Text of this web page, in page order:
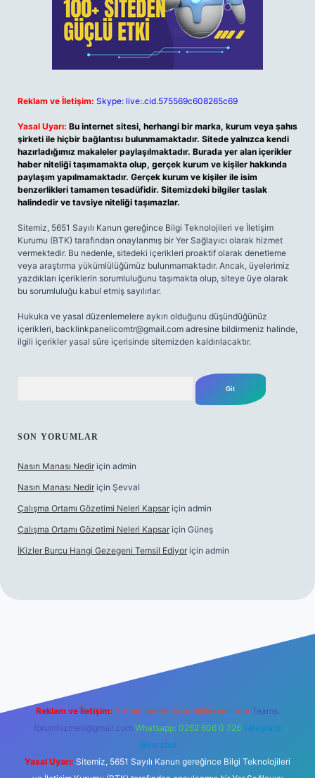
Reklam ve İletişim: Skype: live:.cid.575569c608265c69
Yasal Uyarı: Bu internet sitesi, herhangi bir marka, kurum veya şahıs
şirketi ile hiçbir bağlantısı bulunmamaktadır. Sitede yalnızca kendi
hazırladığımız makaleler paylaşılmaktadır. Burada yer alan içerikler
haber niteliği taşımamakta olup, gerçek kurum ve kişiler hakkında
paylaşım yapılmamaktadır. Gerçek kurum ve kişiler ile isim
benzerlikleri tamamen tesadüfidir. Sitemizdeki bilgiler taslak
halindedir ve tavsiye niteliği taşımazlar.
Sitemiz, 5651 Sayılı Kanun gereğince Bilgi Teknolojileri ve İletişim
Kurumu (BTK) tarafından onaylanmış bir Yer Sağlayıcı olarak hizmet
vermektedir. Bu nedenle, sitedeki içerikleri proaktif olarak denetleme
veya araştırma yükümlülüğümüz bulunmamaktadır. Ancak, üyelerimiz
yazdıkları içeriklerin sorumluluğunu taşımakta olup, siteye üye olarak
bu sorumluluğu kabul etmiş sayılırlar.
Hukuka ve yasal düzenlemelere aykırı olduğunu düşündüğünüz
içerikleri, backlinkpanelicomtr@gmail.com adresine bildirmeniz halinde,
ilgili içerikler yasal süre içerisinde sitemizden kaldırılacaktır.
SON YORUMLAR
Nasın Manası Nedir için admin
Nasın Manası Nedir için Şevval
Çalışma Ortamı Gözetimi Neleri Kapsar için admin
Çalışma Ortamı Gözetimi Neleri Kapsar için Güneş
İKizler Burcu Hangi Gezegeni Temsil Ediyor için admin
Reklam ve İletişim: E-mail: backlinkpaneli@gmail.com Teams:
forumhizmeti@gmail.com Whatsapp: 0262 606 0 726 Telegram:
@karabul
Yasal Uyarı: Sitemiz, 5651 Sayılı Kanun gereğince Bilgi Teknolojileri